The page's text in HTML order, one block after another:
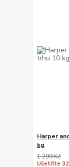
Harper
kg
1 299 Kč
Ušetříte